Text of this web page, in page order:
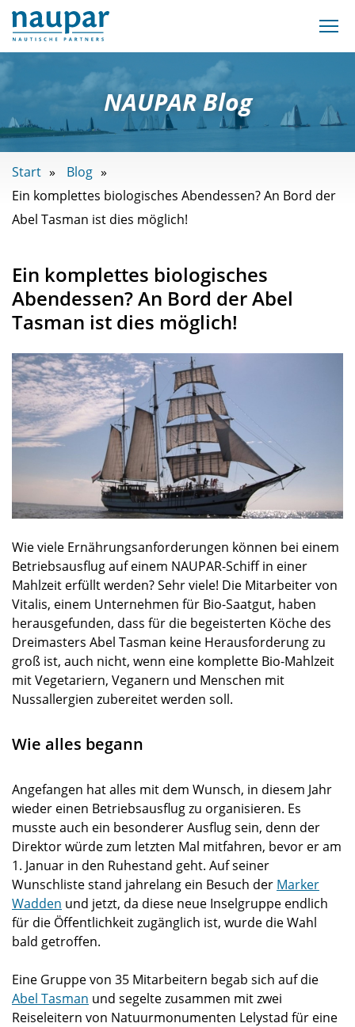
NAUPAR Blog
Start
Blog
Ein komplettes biologisches Abendessen? An Bord der
Abel Tasman ist dies möglich!
Ein komplettes biologisches
Abendessen? An Bord der Abel
Tasman ist dies möglich!
Wie viele Ernährungsanforderungen können bei einem
Betriebsausflug auf einem NAUPAR-Schiff in einer
Mahlzeit erfüllt werden? Sehr viele! Die Mitarbeiter von
Vitalis, einem Unternehmen für Bio-Saatgut, haben
herausgefunden, dass für die begeisterten Köche des
Dreimasters Abel Tasman keine Herausforderung zu
groß ist, auch nicht, wenn eine komplette Bio-Mahlzeit
mit Vegetariern, Veganern und Menschen mit
Nussallergien zubereitet werden soll.
Wie alles begann
Angefangen hat alles mit dem Wunsch, in diesem Jahr
wieder einen Betriebsausflug zu organisieren. Es
musste auch ein besonderer Ausflug sein, denn der
Direktor würde zum letzten Mal mitfahren, bevor er am
1. Januar in den Ruhestand geht. Auf seiner
Wunschliste stand jahrelang ein Besuch der Marker
Wadden und jetzt, da diese neue Inselgruppe endlich
für die Öffentlichkeit zugänglich ist, wurde die Wahl
bald getroffen.
Eine Gruppe von 35 Mitarbeitern begab sich auf die
Abel Tasman und segelte zusammen mit zwei
Reiseleitern von Natuurmonumenten Lelystad für eine